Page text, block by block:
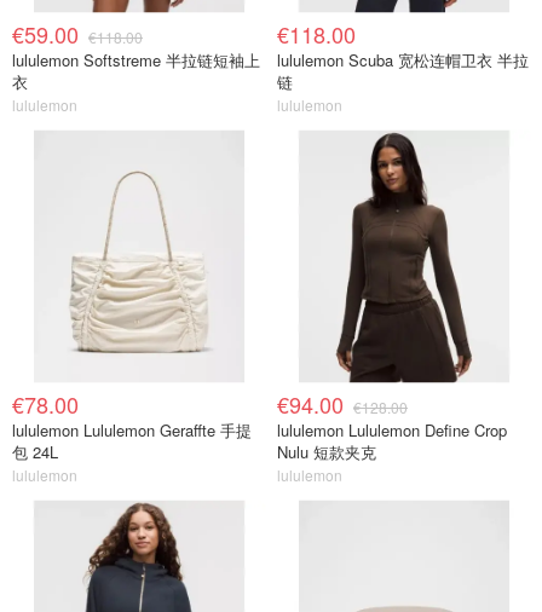
€59.00 €118.00
lululemon Softstreme 半拉链短袖上
衣
lululemon
€118.00
lululemon Scuba 宽松连帽卫衣 半拉
链
lululemon
€78.00
lululemon Lululemon Geraffte 手提
包 24L
lululemon
€94.00 €128.00
lululemon Lululemon Define Crop
Nulu 短款夹克
lululemon